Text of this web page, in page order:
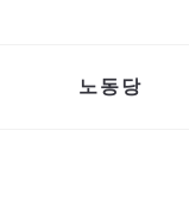
노동당